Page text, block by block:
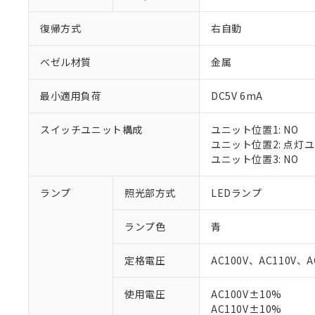
復帰方式 右自動
ベゼル材質 金属
最小適用負荷 DC5V 6mA
スイッチユニット構成
ユニット位置1: NO
ユニット位置2: 点灯
ユニット位置3: NO
ランプ 照光部方式 LEDランプ
ランプ色 青
定格電圧 AC100V、AC110V、
使用電圧
AC100V±10%
AC110V±10%
ご利用条件
※1 対応状況
対応予定なし：
調査・確認中：
非該当品：ライセ
仕入先様の事情に
※1 中国